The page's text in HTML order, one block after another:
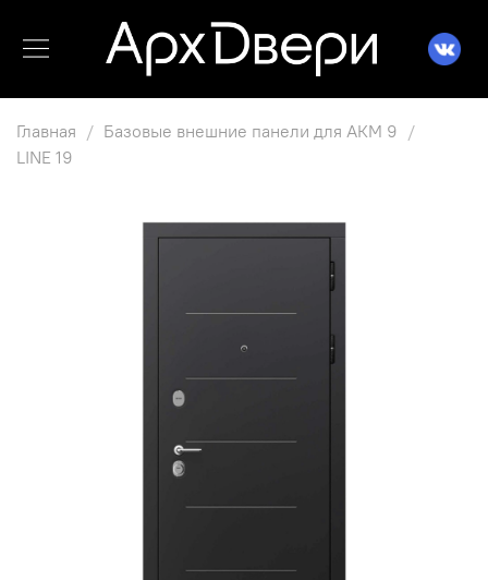
Главная
Базовые внешние панели для АКМ 9
LINE 19